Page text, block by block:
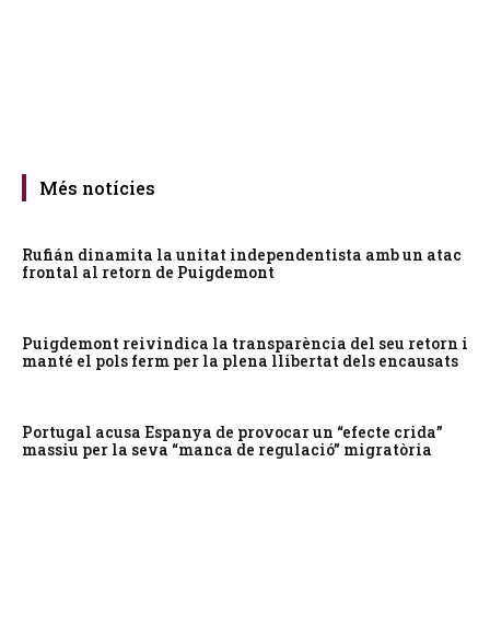
Més notícies
Rufián dinamita la unitat independentista amb un atac
frontal al retorn de Puigdemont
Puigdemont reivindica la transparència del seu retorn i
manté el pols ferm per la plena llibertat dels encausats
Portugal acusa Espanya de provocar un “efecte crida”
massiu per la seva “manca de regulació” migratòria